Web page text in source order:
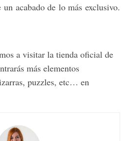
acabado de lo más exclusivo.
a visitar la tienda oficial de
más elementos
puzzles, etc… en